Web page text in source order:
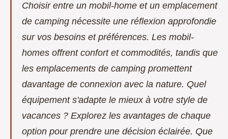
Choisir entre un mobil-home et un emplacement
de camping nécessite une réflexion approfondie
sur vos besoins et préférences. Les mobil-
homes offrent confort et commodités, tandis que
les emplacements de camping promettent
davantage de connexion avec la nature. Quel
équipement s'adapte le mieux à votre style de
vacances ? Explorez les avantages de chaque
option pour prendre une décision éclairée. Que